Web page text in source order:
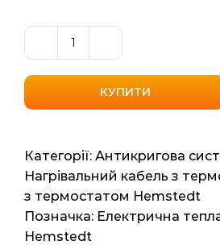
Зовнішній
нагрівальний
кабель
з
Hemstedt
DAS
14мп
420ват
кількість
КУПИТИ
Категорії: Антикригова
Нагрівальний кабель з
з термостатом Hemstedt
Позначка: Електрична
Hemstedt